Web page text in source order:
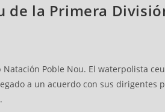
de la Primera
Poble Nou. El waterpolista
a un acuerdo con sus dirigentes